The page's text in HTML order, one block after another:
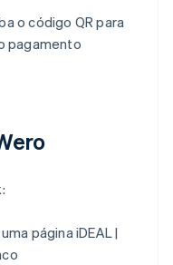
o código QR para
pagamento
página iDEAL |